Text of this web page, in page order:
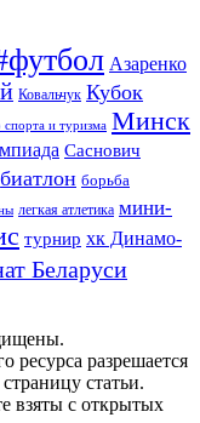
Азаренко
Ковальчук Кубок
и туризма Минск
Саснович
биатлон борьба
легкая атлетика мини-
турнир хк Динамо-
Беларуси
ресурса разрешается
статьи.
взяты с открытых